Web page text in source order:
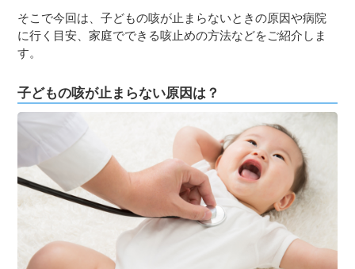
出産
１歳児
３〜６歳児
７〜１２歳児
そこで今回は、子どもの咳が止まらないときの原因や病院
に行く目安、家庭でできる咳止めの方法などをご紹介しま
す。
子どもの咳が止まらない原因は？